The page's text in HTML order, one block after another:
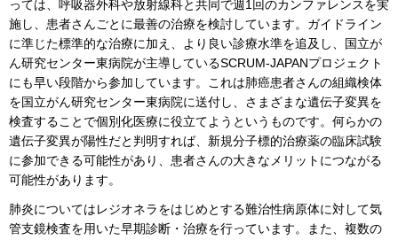
っては、呼吸器外科や放射線科と共同で週1回のカンファレンスを実
施し、患者さんごとに最善の治療を検討しています。ガイドライン
に準じた標準的な治療に加え、より良い診療水準を追及し、国立が
ん研究センター東病院が主導しているSCRUM-JAPANプロジェクト
にも早い段階から参加しています。これは肺癌患者さんの組織検体
を国立がん研究センター東病院に送付し、さまざまな遺伝子変異を
検査することで個別化医療に役立てようというものです。何らかの
遺伝子変異が陽性だと判明すれば、新規分子標的治療薬の臨床試験
に参加できる可能性があり、患者さんの大きなメリットにつながる
可能性があります。
肺炎についてはレジオネラをはじめとする難治性病原体に対して気
管支鏡検査を用いた早期診断・治療を行っています。また、複数の